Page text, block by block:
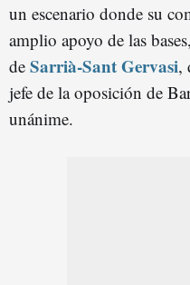
un escenario donde su
amplio apoyo de las
de Sarrià-Sant Gervasi,
jefe de la oposición de
unánime.